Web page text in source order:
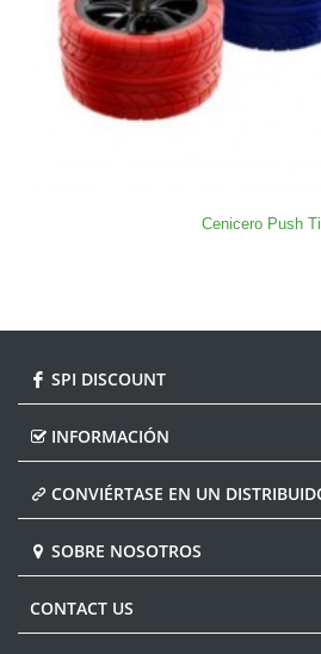
Cenicero Push
SPI DISCOUNT
INFORMACIÓN
CONVIÉRTASE EN UN
SOBRE NOSOTROS
CONTACT US